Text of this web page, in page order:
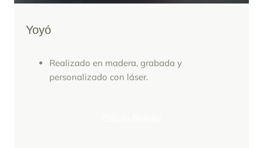
Yoyó
Realizado en madera, grabada y
personalizado con láser.